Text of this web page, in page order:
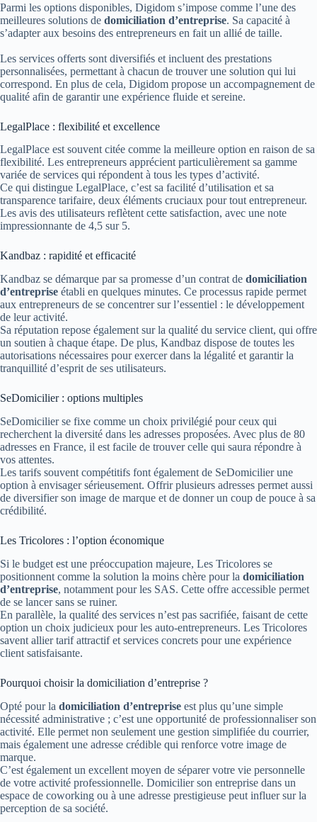
Parmi les options disponibles, Digidom s’impose comme l’une des
meilleures solutions de domiciliation d’entreprise. Sa capacité à
s’adapter aux besoins des entrepreneurs en fait un allié de taille.
Les services offerts sont diversifiés et incluent des prestations
personnalisées, permettant à chacun de trouver une solution qui lui
correspond. En plus de cela, Digidom propose un accompagnement de
qualité afin de garantir une expérience fluide et sereine.
LegalPlace : flexibilité et excellence
LegalPlace est souvent citée comme la meilleure option en raison de sa
flexibilité. Les entrepreneurs apprécient particulièrement sa gamme
variée de services qui répondent à tous les types d’activité.
Ce qui distingue LegalPlace, c’est sa facilité d’utilisation et sa
transparence tarifaire, deux éléments cruciaux pour tout entrepreneur.
Les avis des utilisateurs reflètent cette satisfaction, avec une note
impressionnante de 4,5 sur 5.
Kandbaz : rapidité et efficacité
Kandbaz se démarque par sa promesse d’un contrat de domiciliation
d’entreprise établi en quelques minutes. Ce processus rapide permet
aux entrepreneurs de se concentrer sur l’essentiel : le développement
de leur activité.
Sa réputation repose également sur la qualité du service client, qui offre
un soutien à chaque étape. De plus, Kandbaz dispose de toutes les
autorisations nécessaires pour exercer dans la légalité et garantir la
tranquillité d’esprit de ses utilisateurs.
SeDomicilier : options multiples
SeDomicilier se fixe comme un choix privilégié pour ceux qui
recherchent la diversité dans les adresses proposées. Avec plus de 80
adresses en France, il est facile de trouver celle qui saura répondre à
vos attentes.
Les tarifs souvent compétitifs font également de SeDomicilier une
option à envisager sérieusement. Offrir plusieurs adresses permet aussi
de diversifier son image de marque et de donner un coup de pouce à sa
crédibilité.
Les Tricolores : l’option économique
Si le budget est une préoccupation majeure, Les Tricolores se
positionnent comme la solution la moins chère pour la domiciliation
d’entreprise, notamment pour les SAS. Cette offre accessible permet
de se lancer sans se ruiner.
En parallèle, la qualité des services n’est pas sacrifiée, faisant de cette
option un choix judicieux pour les auto-entrepreneurs. Les Tricolores
savent allier tarif attractif et services concrets pour une expérience
client satisfaisante.
Pourquoi choisir la domiciliation d’entreprise ?
Opté pour la domiciliation d’entreprise est plus qu’une simple
nécessité administrative ; c’est une opportunité de professionnaliser son
activité. Elle permet non seulement une gestion simplifiée du courrier,
mais également une adresse crédible qui renforce votre image de
marque.
C’est également un excellent moyen de séparer votre vie personnelle
de votre activité professionnelle. Domicilier son entreprise dans un
espace de coworking ou à une adresse prestigieuse peut influer sur la
perception de sa société.